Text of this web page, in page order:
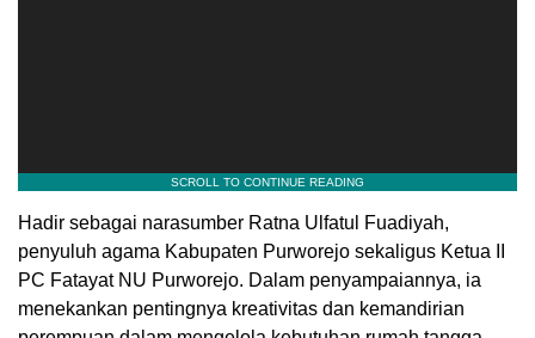
Hadir sebagai narasumber Ratna Ulfatul Fuadiyah,
penyuluh agama Kabupaten Purworejo sekaligus Ketua II
PC Fatayat NU Purworejo. Dalam penyampaiannya, ia
menekankan pentingnya kreativitas dan kemandirian